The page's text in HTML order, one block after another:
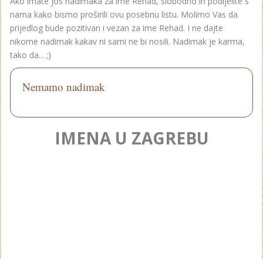
nama kako bismo proširili ovu posebnu listu. Molimo Vas da
prijedlog bude pozitivan i vezan za ime Rehad. I ne dajte
nikome nadimak kakav ni sami ne bi nosili. Nadimak je karma,
tako da... ;)
Nemamo nadimak
IMENA U ZAGREBU